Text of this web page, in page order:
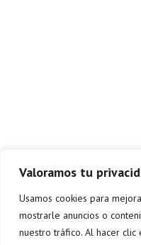
Valoramos tu
Usamos cookies para
mostrarle anuncios o
nuestro tráfico. Al hacer clic